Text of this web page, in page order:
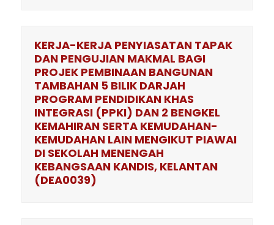
KERJA-KERJA PENYIASATAN TAPAK
DAN PENGUJIAN MAKMAL BAGI
PROJEK PEMBINAAN BANGUNAN
TAMBAHAN 5 BILIK DARJAH
PROGRAM PENDIDIKAN KHAS
INTEGRASI (PPKI) DAN 2 BENGKEL
KEMAHIRAN SERTA KEMUDAHAN-
KEMUDAHAN LAIN MENGIKUT PIAWAI
DI SEKOLAH MENENGAH
KEBANGSAAN KANDIS, KELANTAN
(DEA0039)